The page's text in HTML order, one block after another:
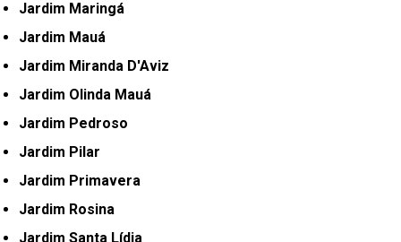
Jardim Maringá
Jardim Mauá
Jardim Miranda D'Aviz
Jardim Olinda Mauá
Jardim Pedroso
Jardim Pilar
Jardim Primavera
Jardim Rosina
Jardim Santa Lídia